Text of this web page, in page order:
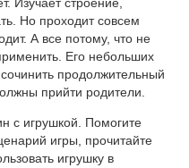
Изучает строение,
Но проходит совсем
А все потому, что не
Его небольших
продолжительный
прийти родители.
с игрушкой. Помогите
игры, прочитайте
игрушку в